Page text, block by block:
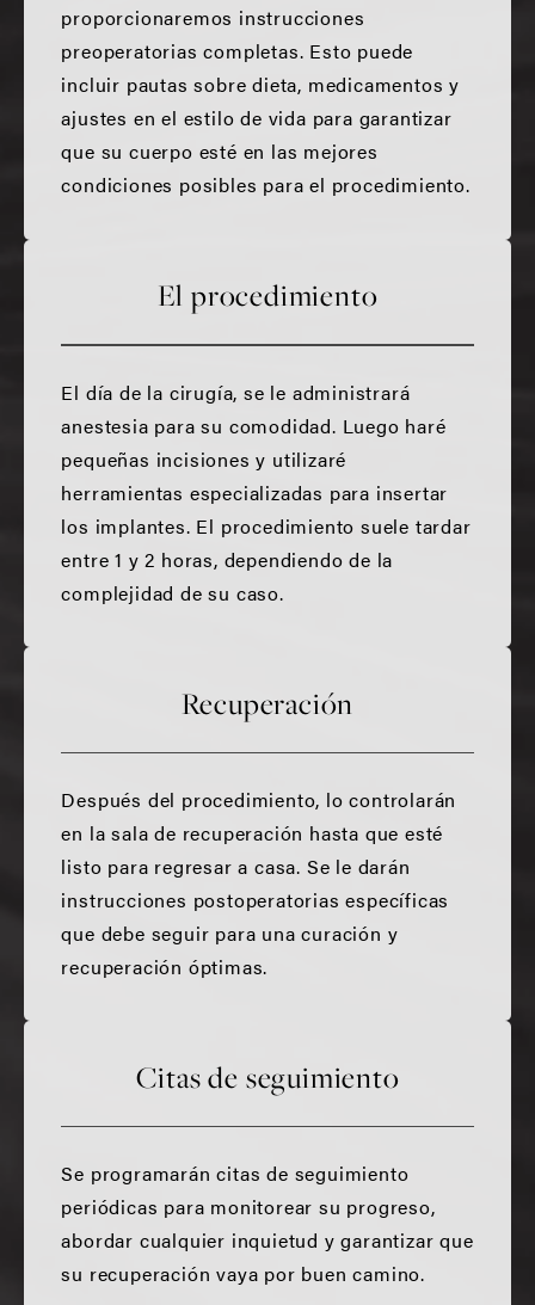
proporcionaremos instrucciones
preoperatorias completas. Esto puede
incluir pautas sobre dieta, medicamentos y
ajustes en el estilo de vida para garantizar
que su cuerpo esté en las mejores
condiciones posibles para el procedimiento.
El procedimiento
El día de la cirugía, se le administrará
anestesia para su comodidad. Luego haré
pequeñas incisiones y utilizaré
herramientas especializadas para insertar
los implantes. El procedimiento suele tardar
entre 1 y 2 horas, dependiendo de la
complejidad de su caso.
Recuperación
Después del procedimiento, lo controlarán
en la sala de recuperación hasta que esté
listo para regresar a casa. Se le darán
instrucciones postoperatorias específicas
que debe seguir para una curación y
recuperación óptimas.
Citas de seguimiento
Se programarán citas de seguimiento
periódicas para monitorear su progreso,
abordar cualquier inquietud y garantizar que
su recuperación vaya por buen camino.